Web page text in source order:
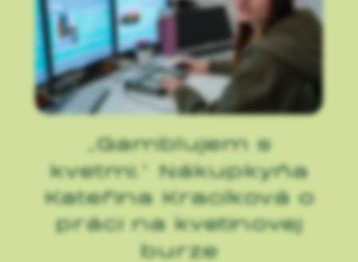
„Gamblujem s
kvetmi.“ Nákupkyňa
Kateřina Kracíková o
práci na kvetinovej
burze